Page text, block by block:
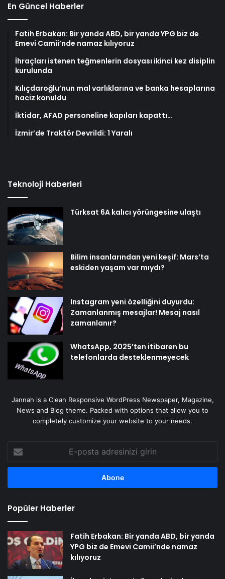
En Güncel Haberler
Fatih Erbakan: Bir yanda ABD, bir yanda YPG biz de
Emevi Camii’nde namaz kılıyoruz
İhraçları istenen teğmenlerin dosyası ikinci kez disiplin
kurulunda
Kılıçdaroğlu’nun mal varlıklarına ve banka hesaplarına
haciz konuldu
İktidar, AFAD personeline kapıları kapattı…
İzmir’de Traktör Devrildi: 1 Yaralı
Teknoloji Haberleri
Türksat 6A kalıcı yörüngesine ulaştı
Bilim insanlarından yeni keşif: Mars’ta
eskiden yaşam var mıydı?
Instagram yeni özelliğini duyurdu:
Zamanlanmış mesajlar! Mesaj nasıl
zamanlanır?
WhatsApp, 2025’ten itibaren bu
telefonlarda desteklenmeyecek
Jannah is a Clean Responsive WordPress Newspaper, Magazine,
News and Blog theme. Packed with options that allow you to
completely customize your website to your needs.
posta
adresinizi
Popüler Haberler
Fatih Erbakan: Bir yanda ABD, bir yanda
YPG biz de Emevi Camii’nde namaz
kılıyoruz